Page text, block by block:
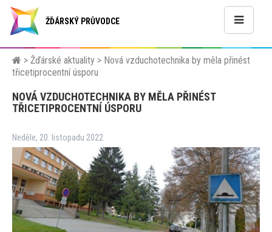
ŽĎÁRSKÝ PRŮVODCE
> Žďárské aktuality > Nová vzduchotechnika by měla přinést
třicetiprocentní úsporu
NOVÁ VZDUCHOTECHNIKA BY MĚLA PŘINÉST
TŘICETIPROCENTNÍ ÚSPORU
Neděle, 20. listopadu 2022